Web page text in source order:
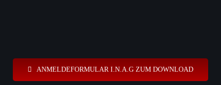
ANMELDEFORMULAR I.N.A.G ZUM DOWNLOAD